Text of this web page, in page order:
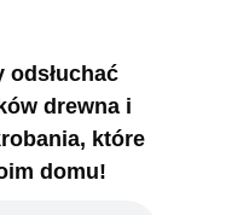
odsłuchać
drewna i
które
domu!